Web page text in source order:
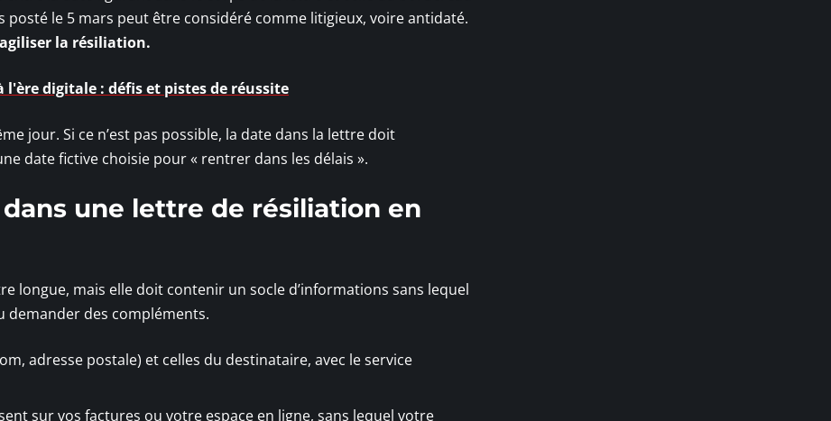
posté le 5 mars peut être considéré comme litigieux, voire antidaté.
la résiliation.
l'ère digitale : défis et pistes de réussite
jour. Si ce n’est pas possible, la date dans la lettre doit
date fictive choisie pour « rentrer dans les délais ».
une lettre de résiliation en
longue, mais elle doit contenir un socle d’informations sans lequel
demander des compléments.
adresse postale) et celles du destinataire, avec le service
sur vos factures ou votre espace en ligne, sans lequel votre